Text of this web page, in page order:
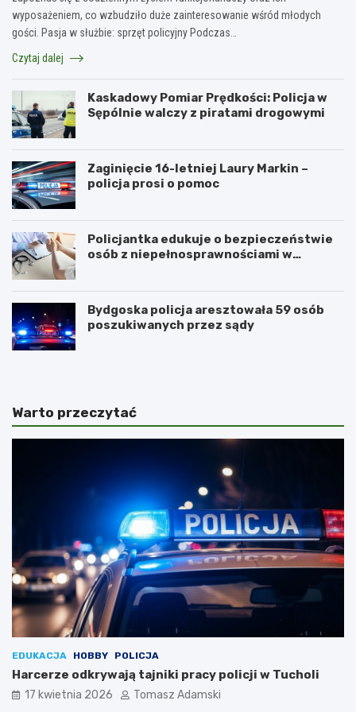
wyposażeniem, co wzbudziło duże zainteresowanie wśród młodych
gości. Pasja w służbie: sprzęt policyjny Podczas…
Czytaj dalej
Kaskadowy Pomiar Prędkości: Policja w
Sępólnie walczy z piratami drogowymi
Zaginięcie 16-letniej Laury Markin –
policja prosi o pomoc
Policjantka edukuje o bezpieczeństwie
osób z niepełnosprawnościami w
Bydgoska policja aresztowała 59 osób
poszukiwanych przez sądy
Warto przeczytać
EDUKACJA HOBBY POLICJA
Harcerze odkrywają tajniki pracy policji w Tucholi
17 kwietnia 2026 Tomasz Adamski